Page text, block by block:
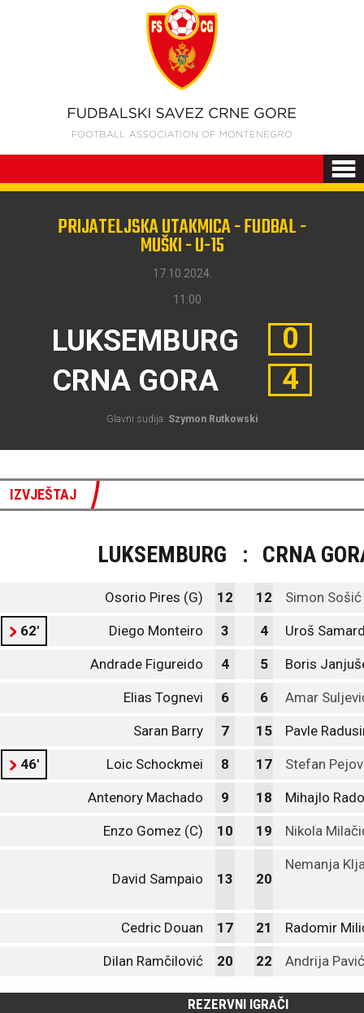
PRIJATELJSKA UTAKMICA - FUDBAL -
MUŠKI - U-15
17.10.2024.
11:00
LUKSEMBURG
CRNA GORA
0
4
Glavni sudija: Szymon Rutkowski
IZVJEŠTAJ
LUKSEMBURG : CRNA
Osorio Pires (G) 12 12 Simon
62' Diego Monteiro 3 4 Uroš
Andrade Figureido 4 5 Boris
Elias Tognevi 6 6 Amar
Saran Barry 7 15 Pavle
46' Loic Schockmei 8 17 Stefan
Antenory Machado 9 18 Mihajlo
Enzo Gomez (C) 10 19 Nikola
David Sampaio 13 20
Nemanja
Cedric Douan 17 21 Radomir
Dilan Ramčilović 20 22 Andrija
REZERVNI IGRAČI